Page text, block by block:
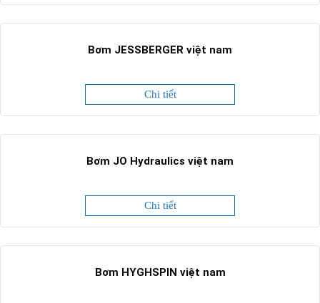
Bơm JESSBERGER việt nam
Chi tiết
Bơm JO Hydraulics việt nam
Chi tiết
Bơm HYGHSPIN việt nam